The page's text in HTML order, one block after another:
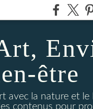
être
avec la nature et
contenus pour